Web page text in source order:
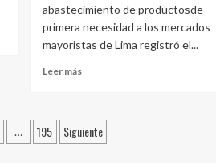
prohibidos
en
quinua
etiquetada
abastecimiento de productosde
primera necesidad a los mercados
mayoristas de Lima registró el...
Leer más
ofertas
en
… 195 Siguiente